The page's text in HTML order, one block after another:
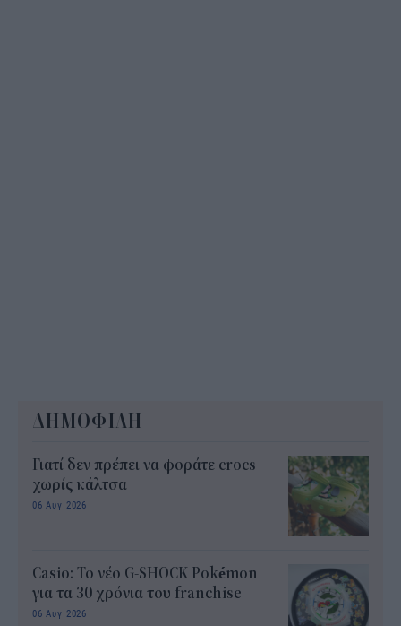
ΔΗΜΟΦΙΛΗ
Γιατί δεν πρέπει να φοράτε crocs
χωρίς κάλτσα
06 Αυγ 2026
Casio: Το νέο G-SHOCK Pokémon
για τα 30 χρόνια του franchise
06 Αυγ 2026